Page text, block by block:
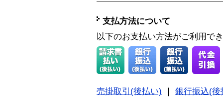
支払方法について
以下のお支払い方法がご利用で
売掛取引(後払い)
銀行振込(後